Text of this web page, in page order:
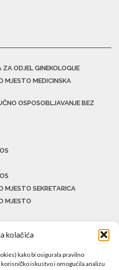
kolačića
kako bi osigurala pravilno
iskustvo i omogućila analizu
ODJEL GINEKOLOGIJE
MJESTO MEDICINSKA
OSPOSOBLJAVANJE BEZ
MJESTO SEKRETARICA
MJESTO